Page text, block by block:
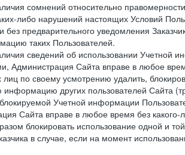
сомнений относительно
либо нарушений настоящих Условий
предварительного уведомления
таких Пользователей.
сведений об использовании Учетной
Администрация Сайта вправе в любое
лиц по своему усмотрению удалить,
информацию других пользователей Сайта
Учетной информации
Сайта вправе в любое время без
блокировать использование одной и
в случае, если на момент